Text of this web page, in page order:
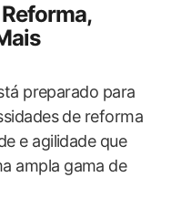
preparado‌ para
de ‌reforma
e agilidade que
ampla gama de